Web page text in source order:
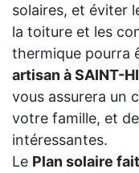
solaires, et éviter
la toiture et les
thermique pourra
artisan à SAINT-
vous assurera un
votre famille, et
intéressantes.
Le Plan solaire